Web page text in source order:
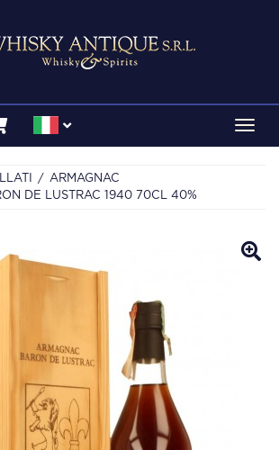
ARMAGNAC
DE LUSTRAC 1940 70CL 40%